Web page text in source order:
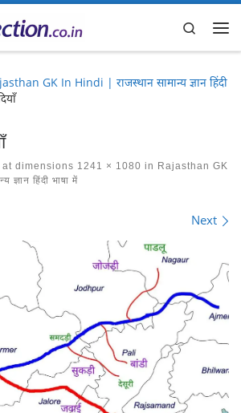
Search
GK In Hindi | राजस्थान सामान्य ज्ञान हिंदी
at dimensions 1241 × 1080 in Rajasthan GK
ज्ञान हिंदी भाषा में
Next